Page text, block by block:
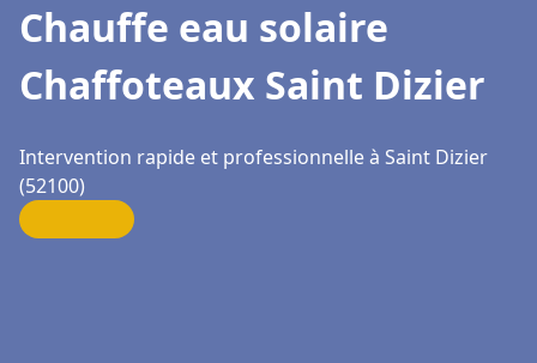
Chauffe eau solaire
Chaffoteaux Saint Dizier
Intervention rapide et professionnelle à Saint Dizier
(52100)